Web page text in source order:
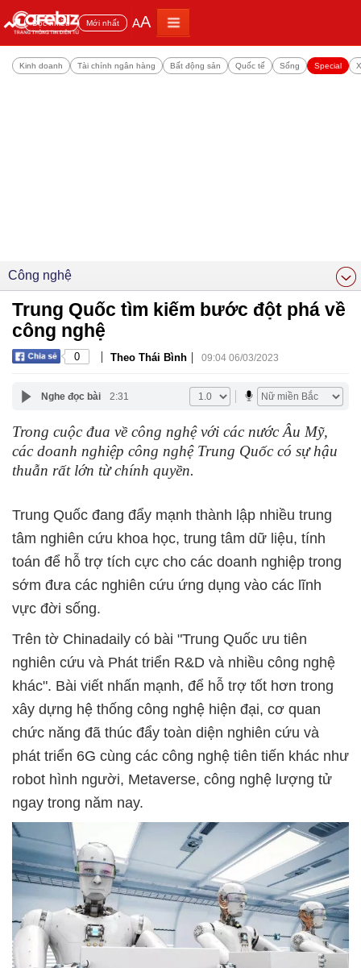
Đọc nhiều Mới nhất AA
Kinh doanh Tài chính ngân hàng Bất động sản Quốc tế Sống Special
Công nghệ
Trung Quốc tìm kiếm bước đột phá về
công nghệ
0 | Theo Thái Bình | 09:04 06/03/2023
Nghe đọc bài 2:31
Trong cuộc đua về công nghệ với các nước Âu Mỹ,
các doanh nghiệp công nghệ Trung Quốc có sự hậu
thuẫn rất lớn từ chính quyền.
Trung Quốc đang đẩy mạnh thành lập nhiều trung
tâm nghiên cứu khoa học, trung tâm dữ liệu, tính
toán để hỗ trợ tích cực cho các doanh nghiệp trong
sớm đưa các nghiên cứu ứng dụng vào các lĩnh
vực đời sống.
Trên tờ Chinadaily có bài "Trung Quốc ưu tiên
nghiên cứu và Phát triển R&D và nhiều công nghệ
khác". Bài viết nhấn mạnh, để hỗ trợ tốt hơn trong
xây dựng hệ thống công nghệ hiện đại, cơ quan
chức năng đã thúc đẩy toàn diện nghiên cứu và
phát triển 6G cùng các công nghệ tiên tiến khác như
robot hình người, Metaverse, công nghệ lượng tử
ngay trong năm nay.